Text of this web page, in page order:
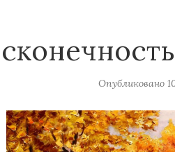
Опубликовано